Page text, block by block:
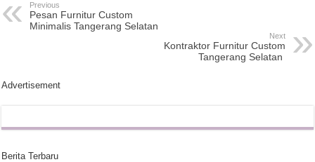
Previous
Pesan Furnitur Custom
Minimalis Tangerang Selatan
Next
Kontraktor Furnitur Custom
Tangerang Selatan
Advertisement
Berita Terbaru